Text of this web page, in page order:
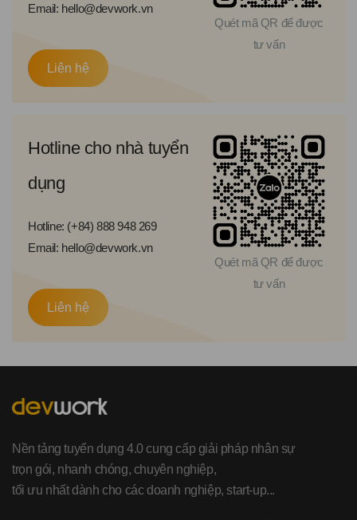
Email: hello@devwork.vn
Liên hệ
Quét mã QR để được
tư vấn
Hotline cho nhà tuyển
dụng
Hotline: (+84) 888 948 269
Email: hello@devwork.vn
Liên hệ
Quét mã QR để được
tư vấn
Nền tảng tuyển dụng 4.0 cung cấp giải pháp nhân sự
trọn gói, nhanh chóng, chuyên nghiệp,
tối ưu nhất dành cho các doanh nghiệp, start-up...